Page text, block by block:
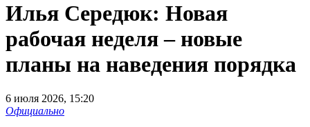
Илья Середюк: Новая
рабочая неделя – новые
планы на наведения порядка
6 июля 2026, 15:20
Официально